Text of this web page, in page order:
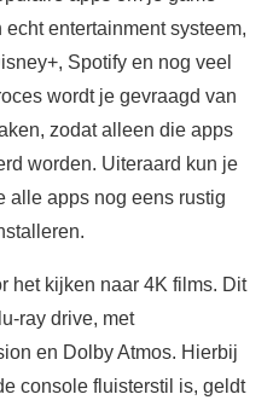
entertainment systeem,
Spotify en nog veel
wordt je gevraagd van
zodat alleen die apps
worden. Uiteraard kun je
alle apps nog eens rustig
het kijken naar 4K films. Dit
ray drive, met
en Dolby Atmos. Hierbij
console fluisterstil is, geldt